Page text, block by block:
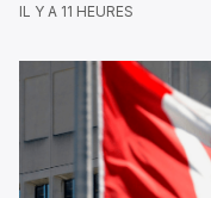
IL Y A 11 HEURES